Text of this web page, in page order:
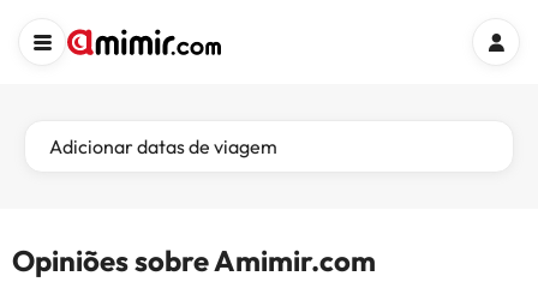
Adicionar datas de viagem
Opiniões sobre Amimir.com